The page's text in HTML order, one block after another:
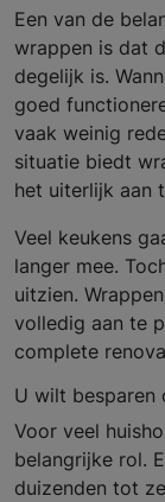
Een van de
wrappen is dat
degelijk is.
goed
vaak weinig
situatie biedt
het uiterlijk aan
Veel keukens
langer mee.
uitzien.
volledig aan te
complete
U wilt besparen
Voor veel
belangrijke rol.
duizenden tot